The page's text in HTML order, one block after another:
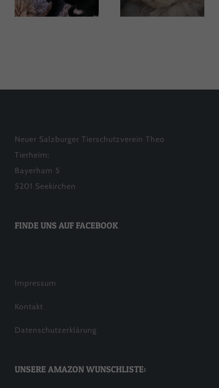
Neuer Salzburger Tierschutzverein Theo
Tierheim:
Bayerham 5
5201 Seekirchen
FINDE UNS AUF FACEBOOK
Impressum
Kontakt
Datenschutzerklärung
UNSERE AMAZON WUNSCHLISTE: